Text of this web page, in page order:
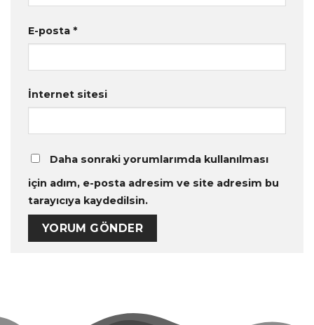
E-posta *
İnternet sitesi
Daha sonraki yorumlarımda kullanılması
için adım, e-posta adresim ve site adresim bu
tarayıcıya kaydedilsin.